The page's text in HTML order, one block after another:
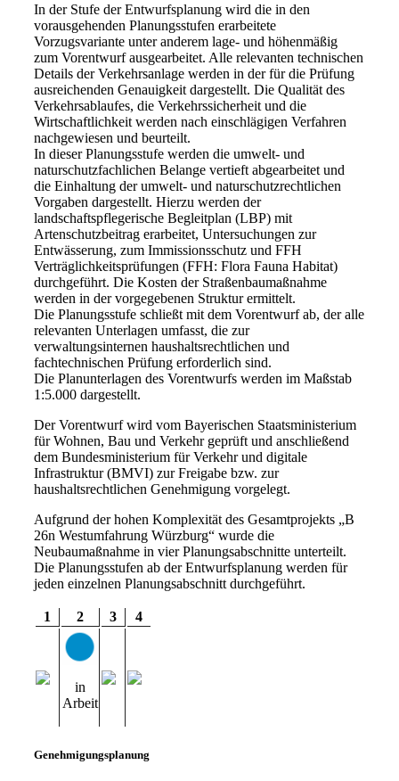
In der Stufe der Entwurfsplanung wird die in den
vorausgehenden Planungsstufen erarbeitete
Vorzugsvariante unter anderem lage- und höhenmäßig
zum Vorentwurf ausgearbeitet. Alle relevanten technischen
Details der Verkehrsanlage werden in der für die Prüfung
ausreichenden Genauigkeit dargestellt. Die Qualität des
Verkehrsablaufes, die Verkehrssicherheit und die
Wirtschaftlichkeit werden nach einschlägigen Verfahren
nachgewiesen und beurteilt.
In dieser Planungsstufe werden die umwelt- und
naturschutzfachlichen Belange vertieft abgearbeitet und
die Einhaltung der umwelt- und naturschutzrechtlichen
Vorgaben dargestellt. Hierzu werden der
landschaftspflegerische Begleitplan (LBP) mit
Artenschutzbeitrag erarbeitet, Untersuchungen zur
Entwässerung, zum Immissionsschutz und FFH
Verträglichkeitsprüfungen (FFH: Flora Fauna Habitat)
durchgeführt. Die Kosten der Straßenbaumaßnahme
werden in der vorgegebenen Struktur ermittelt.
Die Planungsstufe schließt mit dem Vorentwurf ab, der alle
relevanten Unterlagen umfasst, die zur
verwaltungsinternen haushaltsrechtlichen und
fachtechnischen Prüfung erforderlich sind.
Die Planunterlagen des Vorentwurfs werden im Maßstab
1:5.000 dargestellt.
Der Vorentwurf wird vom Bayerischen Staatsministerium
für Wohnen, Bau und Verkehr geprüft und anschließend
dem Bundesministerium für Verkehr und digitale
Infrastruktur (BMVI) zur Freigabe bzw. zur
haushaltsrechtlichen Genehmigung vorgelegt.
Aufgrund der hohen Komplexität des Gesamtprojekts „B
26n Westumfahrung Würzburg“ wurde die
Neubaumaßnahme in vier Planungsabschnitte unterteilt.
Die Planungsstufen ab der Entwurfsplanung werden für
jeden einzelnen Planungsabschnitt durchgeführt.
1 2 3 4
in
Arbeit
Genehmigungsplanung